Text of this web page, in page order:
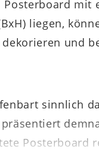
mit
liegen,
und
sinnlich
Posterboard